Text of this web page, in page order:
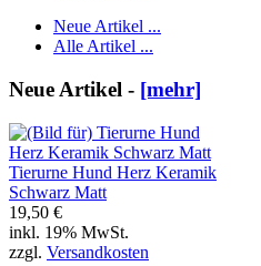
Neue Artikel ...
Alle Artikel ...
Neue Artikel - [mehr]
Tierurne Hund Herz Keramik
Schwarz Matt
19,50 €
inkl. 19% MwSt.
zzgl. Versandkosten